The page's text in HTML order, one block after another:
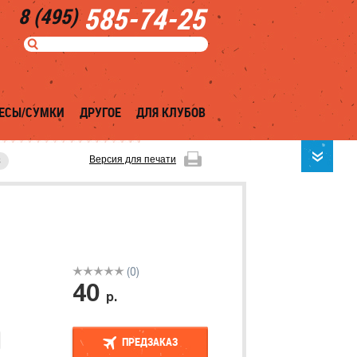
8 (495)585-74-25
СУМКИ ДРУГОЕ ДЛЯ КЛУБОВ
Версия для печати
(0)
40 р.
ПРЕДЗАКАЗ